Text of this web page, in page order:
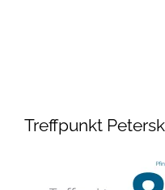
Treffpunkt